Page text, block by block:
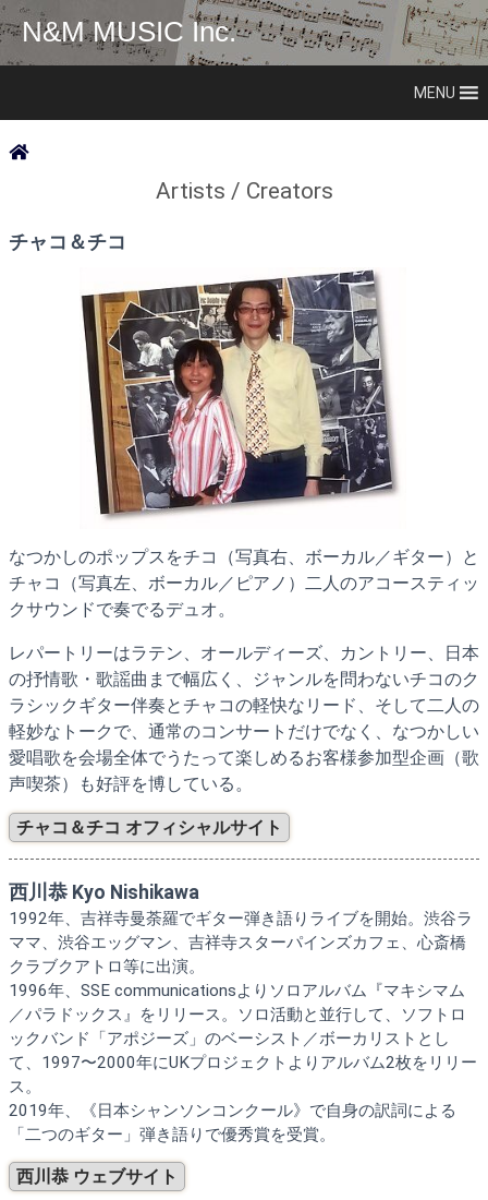
N&M MUSIC Inc.
MENU
Artists / Creators
チャコ＆チコ
なつかしのポップスをチコ（写真右、ボーカル／ギター）と
チャコ（写真左、ボーカル／ピアノ）二人のアコースティッ
クサウンドで奏でるデュオ。
レパートリーはラテン、オールディーズ、カントリー、日本
の抒情歌・歌謡曲まで幅広く、ジャンルを問わないチコのク
ラシックギター伴奏とチャコの軽快なリード、そして二人の
軽妙なトークで、通常のコンサートだけでなく、なつかしい
愛唱歌を会場全体でうたって楽しめるお客様参加型企画（歌
声喫茶）も好評を博している。
チャコ＆チコ オフィシャルサイト
西川恭 Kyo Nishikawa
1992年、吉祥寺曼荼羅でギター弾き語りライブを開始。渋谷ラ
ママ、渋谷エッグマン、吉祥寺スターパインズカフェ、心斎橋
クラブクアトロ等に出演。
1996年、SSE communicationsよりソロアルバム『マキシマム
／パラドックス』をリリース。ソロ活動と並行して、ソフトロ
ックバンド「アポジーズ」のベーシスト／ボーカリストとし
て、1997〜2000年にUKプロジェクトよりアルバム2枚をリリー
ス。
2019年、《日本シャンソンコンクール》で自身の訳詞による
「二つのギター」弾き語りで優秀賞を受賞。
西川恭 ウェブサイト